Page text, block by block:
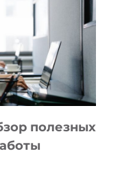
полезных